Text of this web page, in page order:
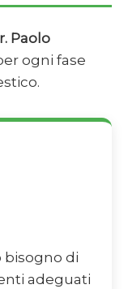
Paolo
ogni fase
bisogno di
adeguati